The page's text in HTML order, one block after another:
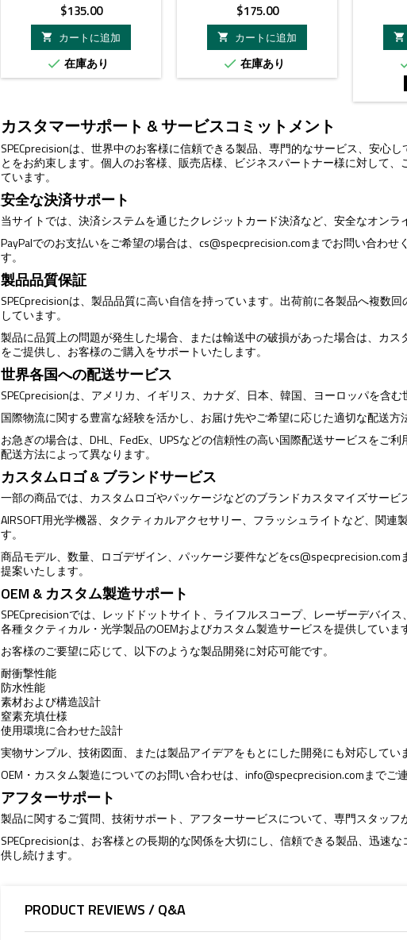
価
格
$135.00

カートに追加
 在庫あり
価
格
$175.00

カートに追加
 在庫あり

カスタマーサポート & サービスコミットメント
SPECprecisionは、世界中のお客様に信頼できる製品、専門的なサービス、安心
とをお約束します。個人のお客様、販売店様、ビジネスパートナー様に対して
ています。
安全な決済サポート
当サイトでは、決済システムを通じたクレジットカード決済など、安全なオンラ
PayPalでのお支払いをご希望の場合は、cs@specprecision.comまでお問い合わせ
す。
製品品質保証
SPECprecisionは、製品品質に高い自信を持っています。出荷前に各製品へ複数
しています。
製品に品質上の問題が発生した場合、または輸送中の破損があった場合は、カ
をご提供し、お客様のご購入をサポートいたします。
世界各国への配送サービス
SPECprecisionは、アメリカ、イギリス、カナダ、日本、韓国、ヨーロッパを含
国際物流に関する豊富な経験を活かし、お届け先やご希望に応じた適切な配送方
お急ぎの場合は、DHL、FedEx、UPSなどの信頼性の高い国際配送サービスをご
配送方法によって異なります。
カスタムロゴ & ブランドサービス
一部の商品では、カスタムロゴやパッケージなどのブランドカスタマイズサービ
AIRSOFT用光学機器、タクティカルアクセサリー、フラッシュライトなど、関
す。
商品モデル、数量、ロゴデザイン、パッケージ要件などをcs@specprecision.com
提案いたします。
OEM & カスタム製造サポート
SPECprecisionでは、レッドドットサイト、ライフルスコープ、レーザーデバイ
各種タクティカル・光学製品のOEMおよびカスタム製造サービスを提供していま
お客様のご要望に応じて、以下のような製品開発に対応可能です。
耐衝撃性能
防水性能
素材および構造設計
窒素充填仕様
使用環境に合わせた設計
実物サンプル、技術図面、または製品アイデアをもとにした開発にも対応してい
OEM・カスタム製造についてのお問い合わせは、info@specprecision.comまでご
アフターサポート
製品に関するご質問、技術サポート、アフターサービスについて、専門スタッフ
SPECprecisionは、お客様との長期的な関係を大切にし、信頼できる製品、迅速
供し続けます。
PRODUCT REVIEWS / Q&A